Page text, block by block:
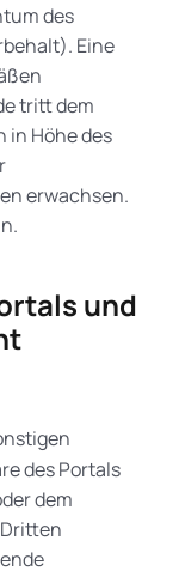
des
Eine
tritt dem
in Höhe des
erwachsen.
und
des Portals
dem